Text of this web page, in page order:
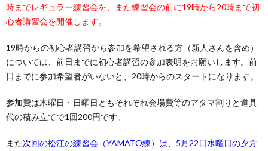
時までレギュラー練習会を、また練習会の前に19時から20時まで初
心者講習会を開催します。
19時からの初心者講習から参加を希望される方（新人さんを含め）
については、前日までに初心者講習の参加表明をお願いします。前
日までに参加希望者がいないと、20時からのスタートになります。
参加費は木曜日・日曜日ともそれぞれ会場費等のアタマ割りと道具
代の積み立てで1回200円です。
また次回の松江の練習会（YAMATO練）は、5月22日水曜日の夕方